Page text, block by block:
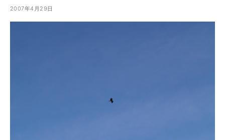
2007年4月29日